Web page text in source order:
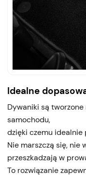
Idealne
Dywaniki są
samochodu,
dzięki czemu idealnie
Nie marszczą się, nie
przeszkadzają w
To rozwiązanie